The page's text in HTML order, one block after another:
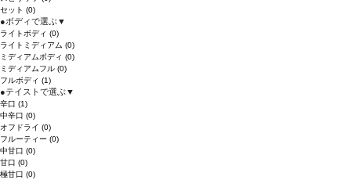
セット (0)
●ボディで選ぶ▼
ライトボディ (0)
ライトミディアム (0)
ミディアムボディ (0)
ミディアムフル (0)
フルボディ (1)
●テイストで選ぶ▼
辛口 (1)
中辛口 (0)
オフドライ (0)
フルーティー (0)
中甘口 (0)
甘口 (0)
極甘口 (0)